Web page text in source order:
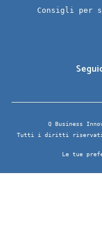
Consigli per
Q Business
Tutti i diritti
Le tue